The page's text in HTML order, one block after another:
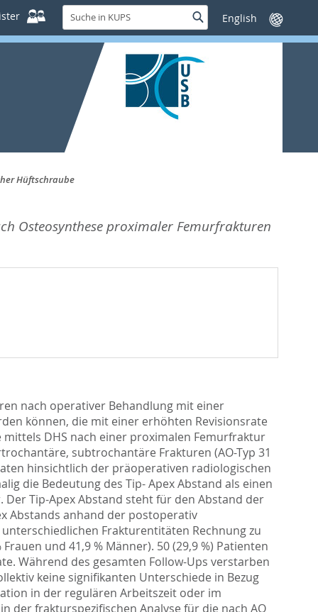
Suche
in
KUPS
SucheSprache
wechseln
Hüftschraube
Osteosynthese proximaler Femurfrakturen
nach operativer Behandlung mit einer
können, die mit einer erhöhten Revisionsrate
DHS nach einer proximalen Femurfraktur
subtrochantäre Frakturen (AO-Typ 31
hinsichtlich der präoperativen radiologischen
die Bedeutung des Tip- Apex Abstand als einen
Tip-Apex Abstand steht für den Abstand der
Abstands anhand der postoperativ
Frakturentitäten Rechnung zu
und 41,9 % Männer). 50 (29,9 %) Patienten
Während des gesamten Follow-Ups verstarben
keine signifikanten Unterschiede in Bezug
in der regulären Arbeitszeit oder im
der frakturspezifischen Analyse für die nach AO